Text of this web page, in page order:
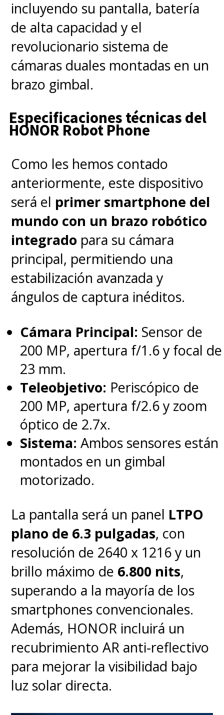
incluyendo su pantalla, batería
de alta capacidad y el
revolucionario sistema de
cámaras duales montadas en un
brazo gimbal.
Especificaciones técnicas del
HONOR Robot Phone
Como les hemos contado
anteriormente, este dispositivo
será el primer smartphone del
mundo con un brazo robótico
integrado para su cámara
principal, permitiendo una
estabilización avanzada y
ángulos de captura inéditos.
Cámara Principal: Sensor de
200 MP, apertura f/1.6 y focal de
23 mm.
Teleobjetivo: Periscópico de
200 MP, apertura f/2.6 y zoom
óptico de 2.7x.
Sistema: Ambos sensores están
montados en un gimbal
motorizado.
La pantalla será un panel LTPO
plano de 6.3 pulgadas, con
resolución de 2640 x 1216 y un
brillo máximo de 6.800 nits,
superando a la mayoría de los
smartphones convencionales.
Además, HONOR incluirá un
recubrimiento AR anti-reflectivo
para mejorar la visibilidad bajo
luz solar directa.